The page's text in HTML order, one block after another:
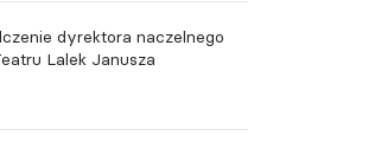
dyrektora naczelnego
Lalek Janusza